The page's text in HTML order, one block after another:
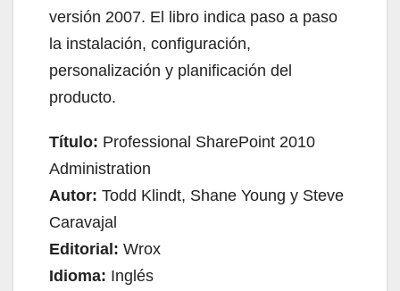
versión 2007. El libro indica paso a paso
la instalación, configuración,
personalización y planificación del
producto.
Título: Professional SharePoint 2010
Administration
Autor: Todd Klindt, Shane Young y Steve
Caravajal
Editorial: Wrox
Idioma: Inglés